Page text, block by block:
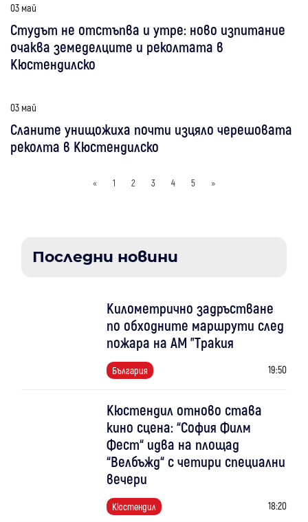
03 май
Студът не отстъпва и утре: ново изпитание
очаква земеделците и реколтата в
Кюстендилско
03 май
Сланите унищожиха почти изцяло черешовата
реколта в Кюстендилско
« 1 2 3 4 5 »
Последни новини
Километрично задръстване
по обходните маршрути след
пожара на АМ "Тракия
България 19:50
Кюстендил отново става
кино сцена: “София Филм
Фест“ идва на площад
“Велбъжд“ с четири специални
вечери
Кюстендил 18:20